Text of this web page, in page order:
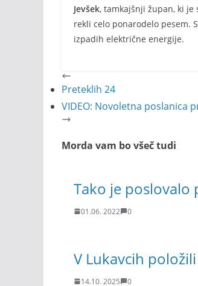
Jevšek, tamkajšnji župan, ki
rekli celo ponarodelo pesem.
izpadih električne energije.
Preteklih 24
VIDEO: Novoletna poslanica
Morda vam bo všeč tudi
Tako je poslovalo
01.06. 2022 0
V Lukavcih
14.10. 2025 0